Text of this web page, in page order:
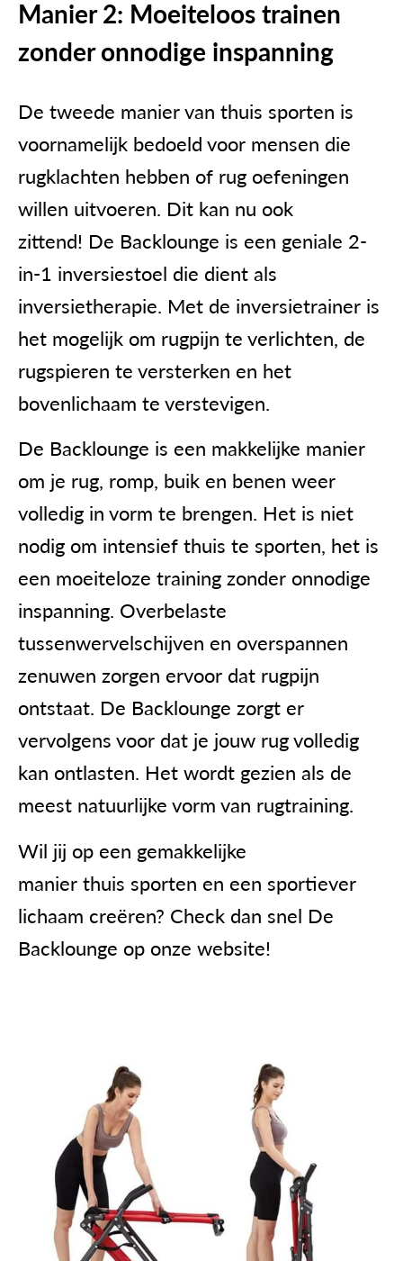
Manier 2: Moeiteloos trainen
zonder onnodige inspanning
De tweede manier van thuis sporten is
voornamelijk bedoeld voor mensen die
rugklachten hebben of rug oefeningen
willen uitvoeren. Dit kan nu ook
zittend! De Backlounge is een geniale 2-
in-1 inversiestoel die dient als
inversietherapie. Met de inversietrainer is
het mogelijk om rugpijn te verlichten, de
rugspieren te versterken en het
bovenlichaam te verstevigen.
De Backlounge is een makkelijke manier
om je rug, romp, buik en benen weer
volledig in vorm te brengen. Het is niet
nodig om intensief thuis te sporten, het is
een moeiteloze training zonder onnodige
inspanning. Overbelaste
tussenwervelschijven en overspannen
zenuwen zorgen ervoor dat rugpijn
ontstaat. De Backlounge zorgt er
vervolgens voor dat je jouw rug volledig
kan ontlasten. Het wordt gezien als de
meest natuurlijke vorm van rugtraining.
Wil jij op een gemakkelijke
manier thuis sporten en een sportiever
lichaam creëren? Check dan snel De
Backlounge op onze website!